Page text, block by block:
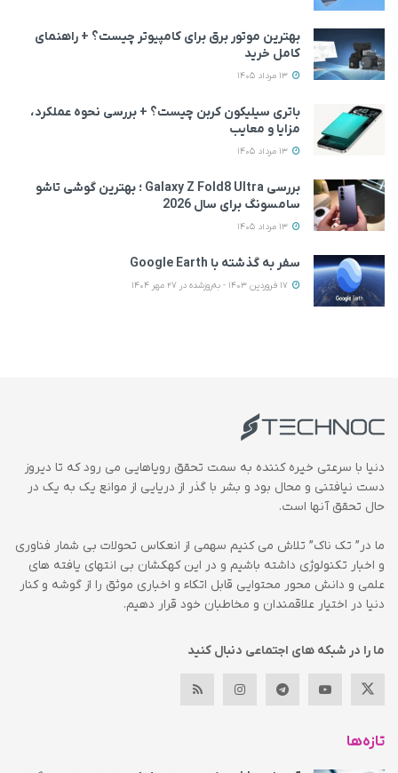
بهترین موتور برق برای کامپیوتر چیست؟ + راهنمای
کامل خرید
باتری سیلیکون کربن چیست؟ + بررسی نحوه عملکرد،
مزایا و معایب
بررسی Galaxy Z Fold8 Ultra ؛ بهترین گوشی تاشو
سامسونگ برای سال 2026
سفر به گذشته با Google Earth
دنیا با سرعتی خیره کننده به سمت تحقق رویاهایی می رود که تا دیروز
دست نیافتنی و محال بود و بشر با گذر از دریایی از موانع یک به یک در
حال تحقق آنها است.
ما در” تک ناک” تلاش می کنیم سهمی از انعکاس تحولات بی شمار فناوری
و اخبار تکنولوژی داشته باشیم و در این کهکشان بی انتهای یافته های
علمی و دانش محور محتوایی قابل اتکاء و اخباری موثق را از گوشه و کنار
دنیا در اختیار علاقمندان و مخاطبان خود قرار دهیم.
ما را در شبکه های اجتماعی دنبال کنید
تازه‌ها